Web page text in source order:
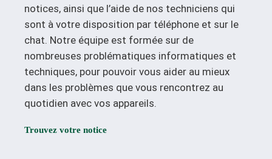
notices, ainsi que l’aide de nos techniciens qui
sont à votre disposition par téléphone et sur le
chat. Notre équipe est formée sur de
nombreuses problématiques informatiques et
techniques, pour pouvoir vous aider au mieux
dans les problèmes que vous rencontrez au
quotidien avec vos appareils.
Trouvez votre notice